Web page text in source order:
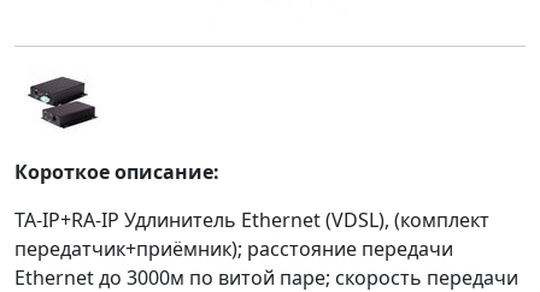
Короткое описание:
TA-IP+RA-IP Удлинитель Ethernet (VDSL), (комплект
передатчик+приёмник); расстояние передачи
Ethernet до 3000м по витой паре; скорость передачи